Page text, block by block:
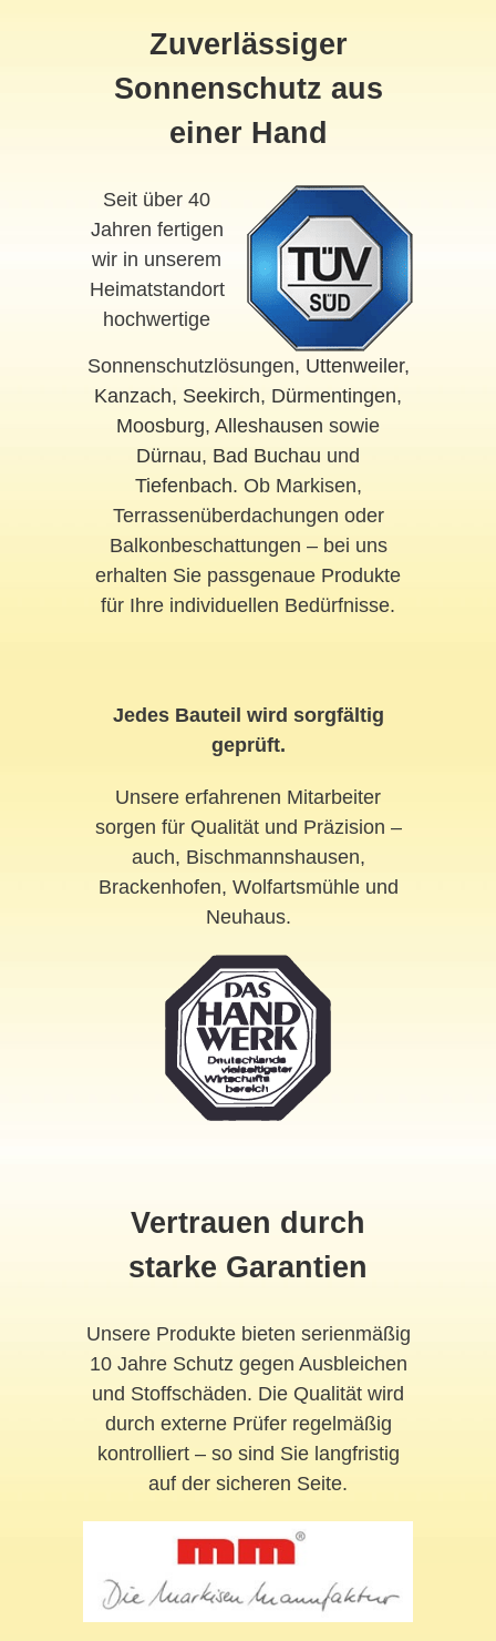
Zuverlässiger
Sonnenschutz aus
einer Hand
Seit über 40
Jahren fertigen
wir in unserem
Heimatstandort
hochwertige
Sonnenschutzlösungen, Uttenweiler,
Kanzach, Seekirch, Dürmentingen,
Moosburg, Alleshausen sowie
Dürnau, Bad Buchau und
Tiefenbach. Ob Markisen,
Terrassenüberdachungen oder
Balkonbeschattungen – bei uns
erhalten Sie passgenaue Produkte
für Ihre individuellen Bedürfnisse.
Jedes Bauteil wird sorgfältig
geprüft.
Unsere erfahrenen Mitarbeiter
sorgen für Qualität und Präzision –
auch, Bischmannshausen,
Brackenhofen, Wolfartsmühle und
Neuhaus.
Vertrauen durch
starke Garantien
Unsere Produkte bieten serienmäßig
10 Jahre Schutz gegen Ausbleichen
und Stoffschäden. Die Qualität wird
durch externe Prüfer regelmäßig
kontrolliert – so sind Sie langfristig
auf der sicheren Seite.